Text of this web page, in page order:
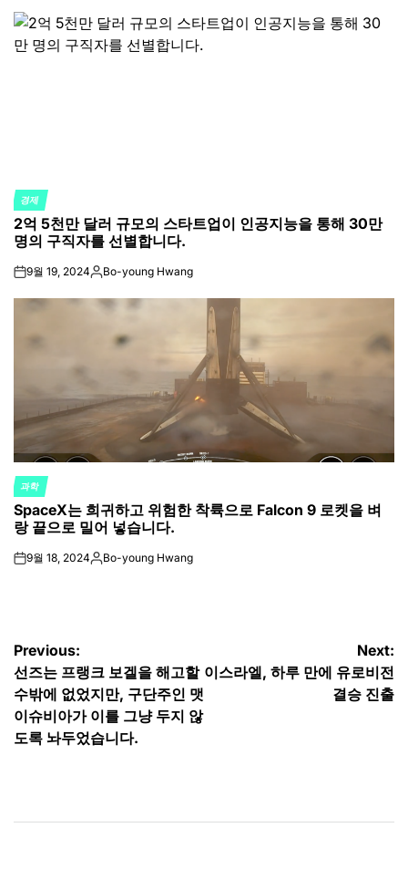
POSTED
IN
경제
2억 5천만 달러 규모의 스타트업이 인공지능을 통해 30만
명의 구직자를 선별합니다.
on9월 19, 2024Posted
Bo-young Hwang
POSTED
IN
과학
SpaceX는 희귀하고 위험한 착륙으로 Falcon 9 로켓을 벼
랑 끝으로 밀어 넣습니다.
on9월 18, 2024Posted
Bo-young Hwang
글
탐
색
Previous:
선즈는 프랭크 보겔을 해고할
수밖에 없었지만, 구단주인 맷
이슈비아가 이를 그냥 두지 않
도록 놔두었습니다.
Next:
이스라엘, 하루 만에 유로비전
결승 진출